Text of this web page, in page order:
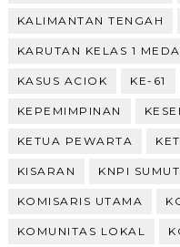
KALIMANTAN TENGAH
KARUTAN KELAS 1
KASUS ACIOK KE-61
KEPEMIMPINAN
KETUA PEWARTA
KISARAN KNPI SUMUT
KOMISARIS UTAMA
KOMUNITAS LOKAL